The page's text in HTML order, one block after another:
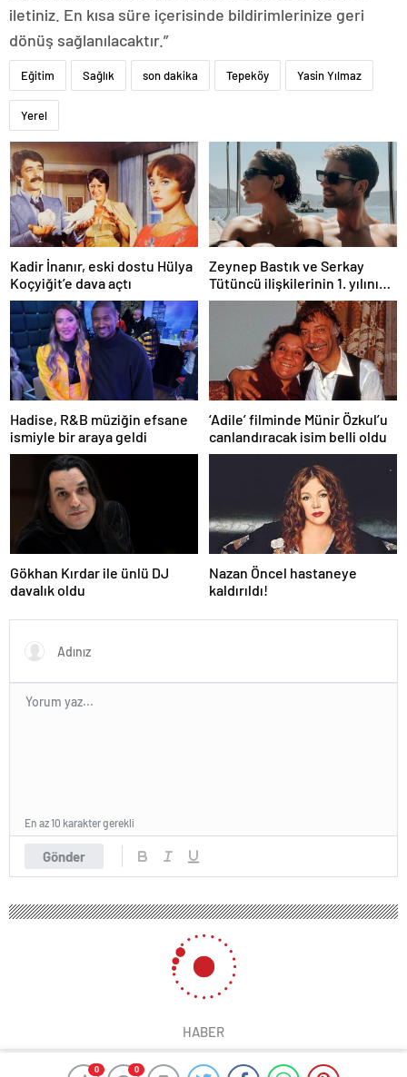
0 0
iletiniz. En kısa süre içerisinde bildirimlerinize geri
dönüş sağlanılacaktır.”
Eğitim Sağlık son dakika Tepeköy Yasin Yılmaz
Yerel
Kadir İnanır, eski dostu Hülya
Koçyiğit’e dava açtı
Zeynep Bastık ve Serkay
Tütüncü ilişkilerinin 1. yılını
kutladı
Hadise, R&B müziğin efsane
ismiyle bir araya geldi
‘Adile’ filminde Münir Özkul’u
canlandıracak isim belli oldu
Gökhan Kırdar ile ünlü DJ
davalık oldu
Nazan Öncel hastaneye
kaldırıldı!
Gönder
En az 10 karakter gerekli
HABER